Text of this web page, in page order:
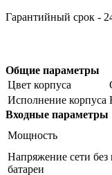
Гарантийный срок -
Общие параметры
Цвет корпуса
Исполнение корпуса
Входные параметры
Мощность
Напряжение сети без
батареи